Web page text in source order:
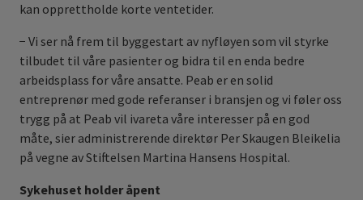
kan opprettholde korte ventetider.
− Vi ser nå frem til byggestart av nyfløyen som vil styrke
tilbudet til våre pasienter og bidra til en enda bedre
arbeidsplass for våre ansatte. Peab er en solid
entreprenør med gode referanser i bransjen og vi føler oss
trygg på at Peab vil ivareta våre interesser på en god
måte, sier administrerende direktør Per Skaugen Bleikelia
på vegne av Stiftelsen Martina Hansens Hospital.
Sykehuset holder åpent